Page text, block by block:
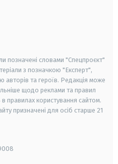
позначені словами "Спецпроєкт"
з позначкою "Експерт",
авторів та героїв. Редакція може
щодо реклами та правил
правилах користування сайтом.
призначені для осіб старше 21